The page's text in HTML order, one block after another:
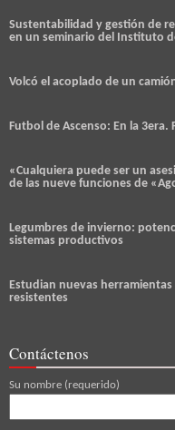
Sustentabilidad y gestión de
en un seminario del Instituto
Volcó el acoplado de un
Futbol de Ascenso: En la
«Cualquiera puede ser un
de las nueve funciones de
Legumbres de invierno:
sistemas productivos
Estudian nuevas
resistentes
Contáctenos
Su nombre (requerido)